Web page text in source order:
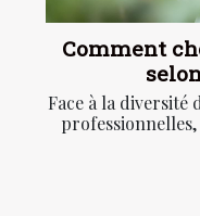
Comment
Face à la diversité